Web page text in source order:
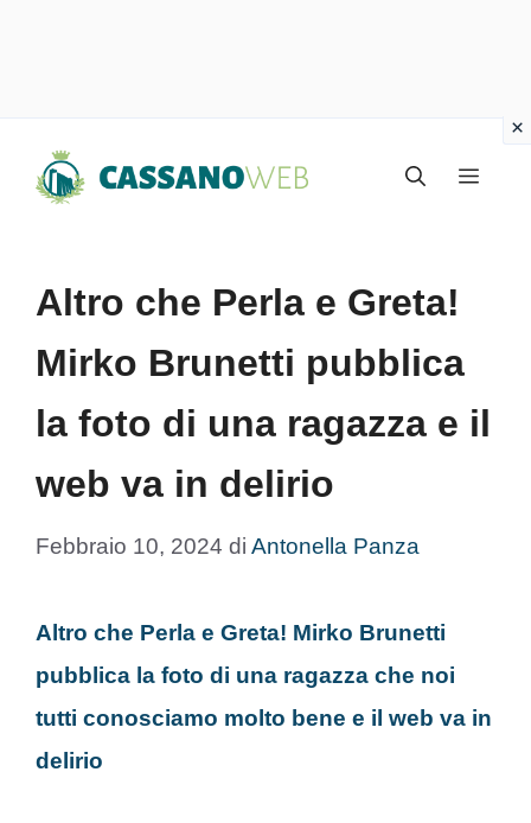
Menu
Altro che Perla e Greta!
Mirko Brunetti pubblica
la foto di una ragazza e il
web va in delirio
Febbraio 10, 2024 di Antonella Panza
Altro che Perla e Greta! Mirko Brunetti
pubblica la foto di una ragazza che noi
tutti conosciamo molto bene e il web va in
delirio